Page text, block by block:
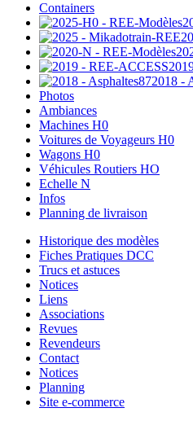
Containers
2018 -
Photos
Ambiances
Machines H0
Voitures de Voyageurs H0
Wagons H0
Véhicules Routiers HO
Echelle N
Infos
Planning de livraison
Historique des modèles
Fiches Pratiques DCC
Trucs et astuces
Notices
Liens
Associations
Revues
Revendeurs
Contact
Notices
Planning
Site e-commerce